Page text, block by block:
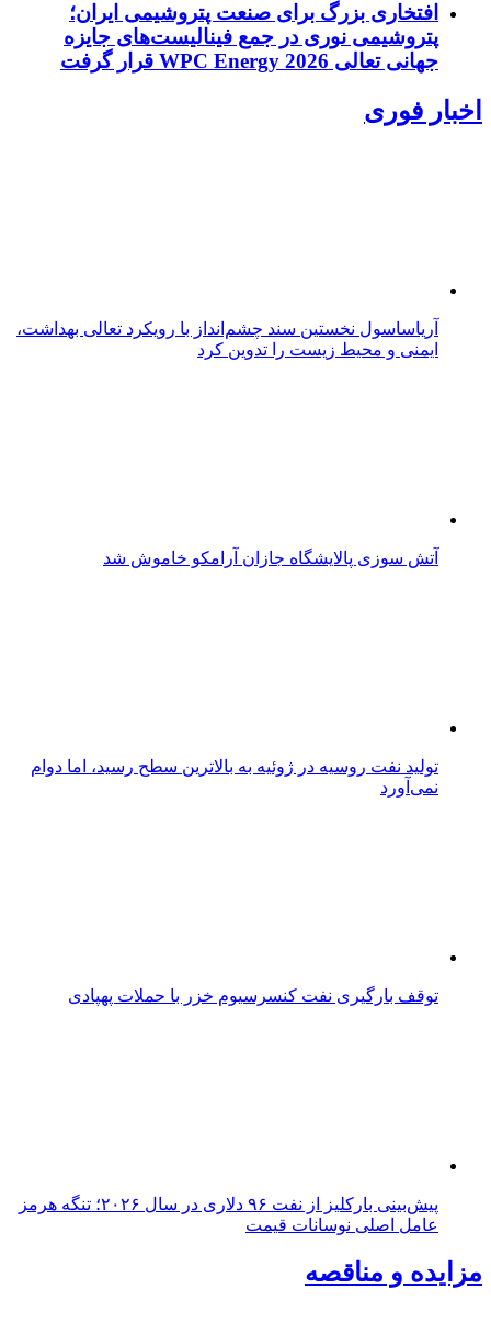
افتخاری بزرگ برای صنعت پتروشیمی ایران؛
پتروشیمی نوری در جمع فینالیست‌های جایزه
جهانی تعالی WPC Energy 2026 قرار گرفت
اخبار فوری
آریاساسول نخستین سند چشم‌انداز با رویکرد تعالی بهداشت،
ایمنی و محیط زیست را تدوین کرد
آتش‌ سوزی پالایشگاه جازان آرامکو خاموش شد
تولید نفت روسیه در ژوئیه به بالاترین سطح رسید، اما دوام
نمی‌آورد
توقف بارگیری نفت کنسرسیوم خزر با حملات پهپادی
پیش‌بینی بارکلیز از نفت ۹۶ دلاری در سال ۲۰۲۶؛ تنگه هرمز
عامل اصلی نوسانات قیمت
مزایده و مناقصه